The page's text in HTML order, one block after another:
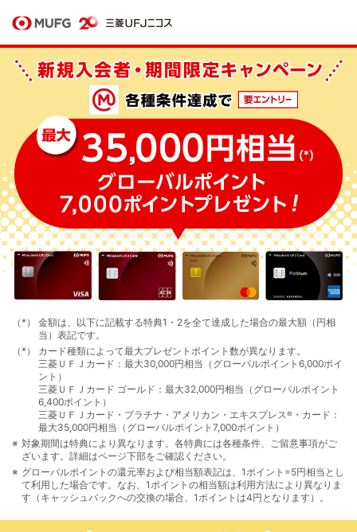
金額は、以下に記載する特典1・2を全て達成した場合の最大額（円相
当）表記です。
カード種類によって最大プレゼントポイント数が異なります。
三菱ＵＦＪカード：最大30,000円相当（グローバルポイント6,000ポイ
ント）
三菱ＵＦＪカード ゴールド：最大32,000円相当（グローバルポイント
6,400ポイント）
三菱ＵＦＪカード・プラチナ・アメリカン・エキスプレス® ・カード：
最大35,000円相当（グローバルポイント7,000ポイント）
対象期間は特典により異なります。各特典には各種条件、ご留意事項がご
ざいます。詳細はページ下部をご確認ください。
グローバルポイントの還元率および相当額表記は、1ポイント=5円相当とし
て利用した場合です。なお、1ポイントの相当額は利用方法により異なりま
す（キャッシュバックへの交換の場合、1ポイントは4円となります）。